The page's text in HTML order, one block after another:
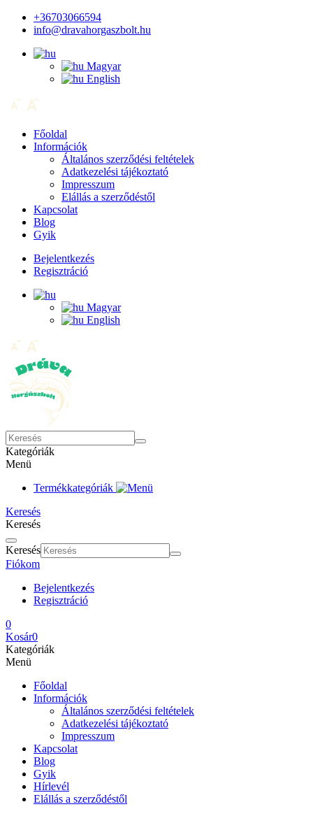
+36703066594
info@dravahorgaszbolt.hu
Magyar
English
Főoldal
Információk
Általános szerződési feltételek
Adatkezelési tájékoztató
Impresszum
Elállás a szerződéstől
Kapcsolat
Blog
Gyik
Bejelentkezés
Regisztráció
Magyar
English
Kategóriák
Menü
Termékkategóriák
Keresés
Keresés
Keresés
Fiókom
Bejelentkezés
Regisztráció
0
Kosár0
Kategóriák
Menü
Főoldal
Információk
Általános szerződési feltételek
Adatkezelési tájékoztató
Impresszum
Kapcsolat
Blog
Gyik
Hírlevél
Elállás a szerződéstől